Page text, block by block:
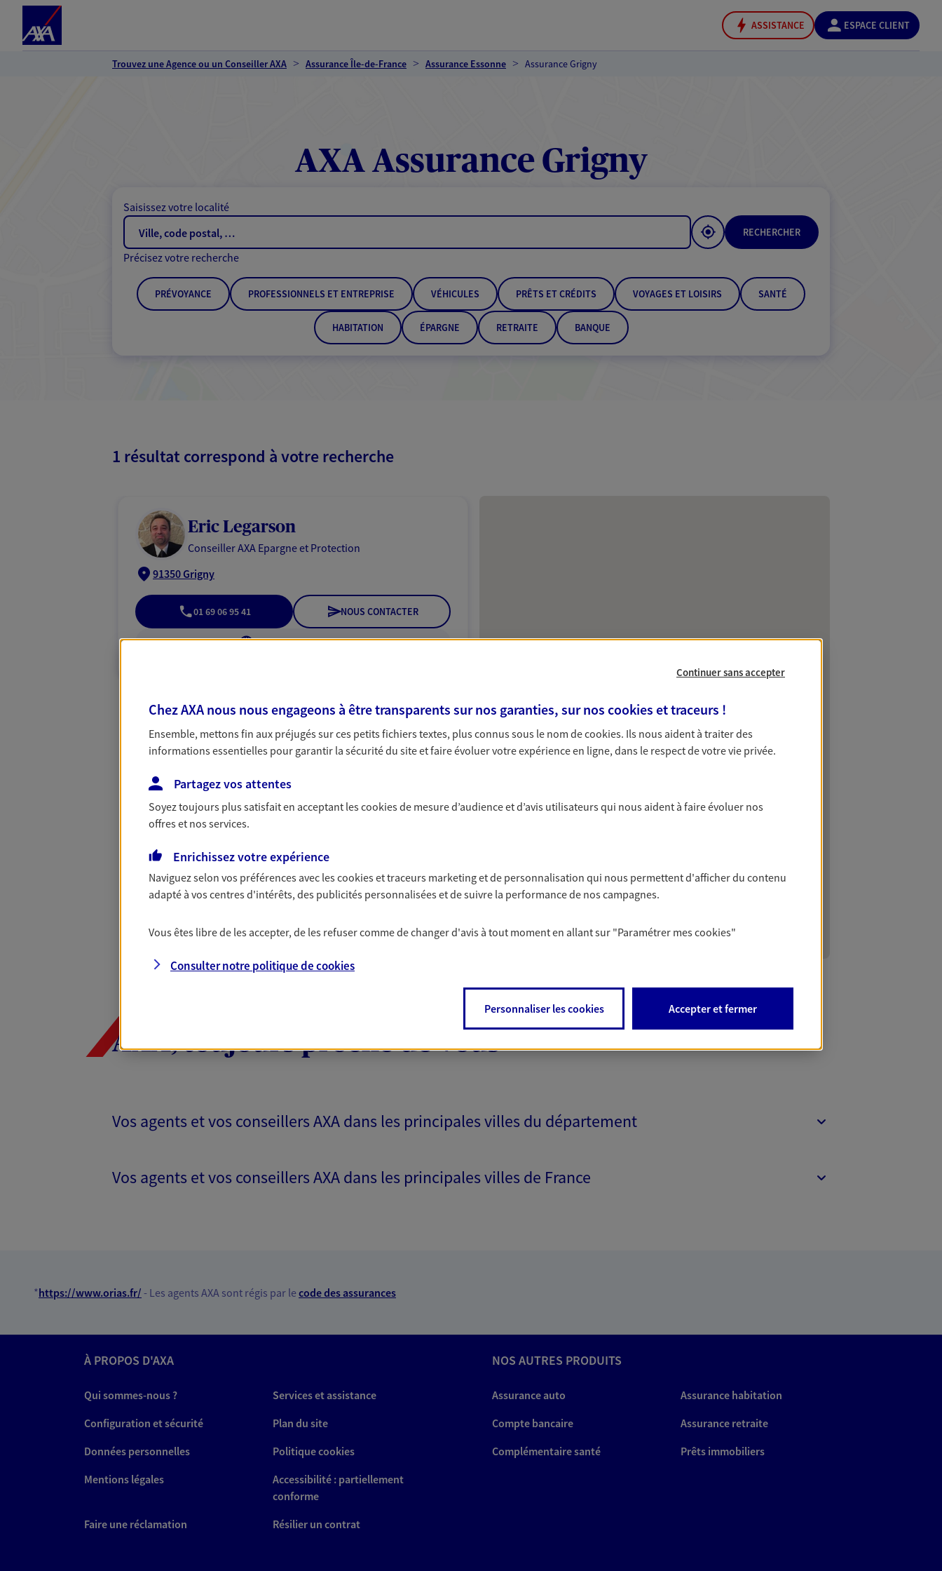
ASSISTANCE ESPACE CLIENT
Trouvez une Agence ou un Conseiller AXA Assurance Île-de-France Assurance Essonne Assurance Grigny
AXA Assurance Grigny
Saisissez votre localité
RECHERCHER
Précisez votre recherche
PRÉVOYANCE PROFESSIONNELS ET ENTREPRISE VÉHICULES PRÊTS ET CRÉDITS VOYAGES ET LOISIRS SANTÉ
HABITATION ÉPARGNE RETRAITE BANQUE
1 résultat correspond à votre recherche
Eric Legarson
Conseiller AXA Epargne et Protection
91350 Grigny
01 69 06 95 41 NOUS CONTACTER
VOIR NOTRE SITE WEB
AXA, toujours proche de vous
Vos agents et vos conseillers AXA dans les principales villes du département
Vos agents et vos conseillers AXA dans les principales villes de France
*https://www.orias.fr/ - Les agents AXA sont régis par lecode des assurances
À PROPOS D'AXA
Qui sommes-nous ?
Services et assistance
Configuration et sécurité
Plan du site
Données personnelles
Politique cookies
Mentions légales
Accessibilité : partiellement
conforme
Faire une réclamation
Résilier un contrat
NOS AUTRES PRODUITS
Assurance auto
Assurance habitation
Compte bancaire
Assurance retraite
Complémentaire santé
Prêts immobiliers
Continuer sans accepter
Chez AXA nous nous engageons à être transparents sur nos garanties, sur nos cookies et traceurs !
Ensemble, mettons fin aux préjugés sur ces petits fichiers textes, plus connus sous le nom decookies. Ils nous aident à traiter des
informations essentielles pour garantir la sécurité du site et faire évoluer votre expérience en ligne, dans le respect de votre vie privée.
Partagez vos attentes
Soyez toujours plus satisfait en acceptant lescookiesde mesure d’audience et d’avis utilisateurs qui nous aident à faire évoluer nos
offres et nos services.
Enrichissez votre expérience
Naviguez selon vos préférences avec lescookies et traceurs marketing et de personnalisation qui nous permettent d'afficher du contenu
adapté à vos centres d'intérêts, des publicités personnalisées et de suivre la performance de nos campagnes.
Vous êtes libre de les accepter, de les refuser comme de changer d'avis à tout moment en allant sur "Paramétrer mescookies"
Consulter notre politique decookies
Personnaliser les cookies Accepter et fermer